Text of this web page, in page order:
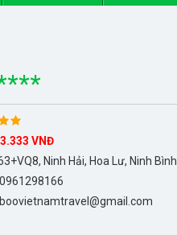
VNĐ
Ninh Hải, Hoa Lư, Ninh Bình
0961298166